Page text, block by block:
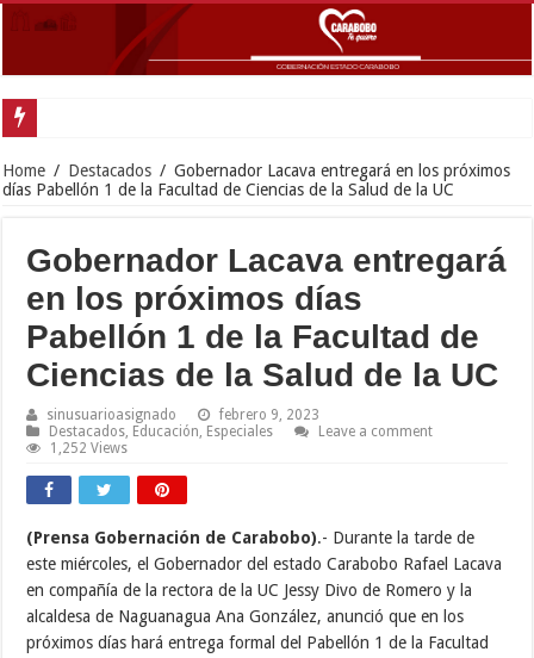
Home / Destacados / Gobernador Lacava entregará en los próximos
días Pabellón 1 de la Facultad de Ciencias de la Salud de la UC
Gobernador Lacava entregará
en los próximos días
Pabellón 1 de la Facultad de
Ciencias de la Salud de la UC
sinusuarioasignado
febrero 9, 2023
Destacados Educación Especiales
Leave a comment
1,252 Views
(Prensa Gobernación de Carabobo).- Durante la tarde de
este miércoles, el Gobernador del estado Carabobo Rafael Lacava
en compañía de la rectora de la UC Jessy Divo de Romero y la
alcaldesa de Naguanagua Ana González, anunció que en los
próximos días hará entrega formal del Pabellón 1 de la Facultad